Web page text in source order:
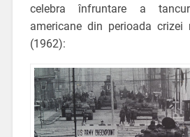
celebra înfruntare a
americane din perioada crizei
(1962):